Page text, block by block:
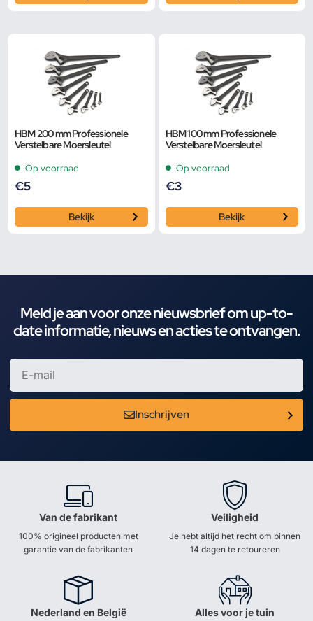
HBM 200 mm Professionele
Verstelbare Moersleutel
Op voorraad
€5
Bekijk
HBM 100 mm Professionele
Verstelbare Moersleutel
Op voorraad
€3
Bekijk
Meld je aan voor onze nieuwsbrief om up-to-
date informatie, nieuws en acties te ontvangen.
Inschrijven
Van de fabrikant
100% origineel producten met
garantie van de fabrikanten
Veiligheid
Je hebt altijd het recht om binnen
14 dagen te retoureren
Nederland en België Alles voor je tuin